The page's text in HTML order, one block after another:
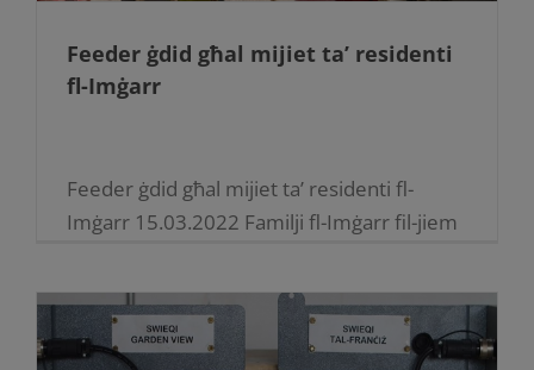
Feeder ġdid għal mijiet ta’ residenti
fl-Imġarr
Feeder ġdid għal mijiet ta’ residenti fl-
Imġarr 15.03.2022 Familji fl-Imġarr fil-jiem
elettriku aktar stabbli wara li l-ġimgħa d-
dieħla l-Enemalta tlesti x-xogħol fuq
proġett [...]